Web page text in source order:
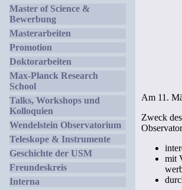
Master of Science &
Bewerbung
Masterarbeiten
Promotion
Doktorarbeiten
Max-Planck Research
School
Talks, Workshops und
Kolloquien
Wendelstein Observatorium
Teleskope & Instrumente
Geschichte der USM
Freundeskreis
Interna
Am 11.
Zweck
mit